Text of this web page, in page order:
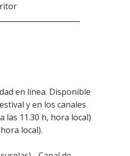
en línea. Disponible
y en los canales
las 11.30 h, hora local)
local).